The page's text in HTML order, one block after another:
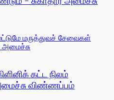
கட்ட நிலம்
விண்ணப்பம்